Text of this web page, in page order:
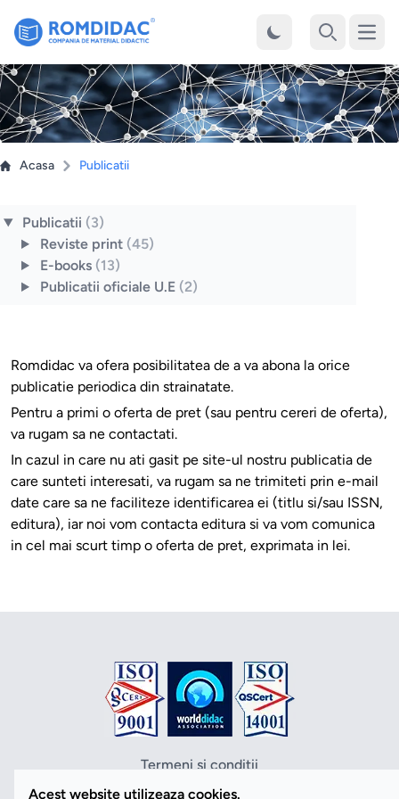
Acasa Publicatii
Publicatii (3)
Reviste print (45)
E-books (13)
Publicatii oficiale U.E (2)
Romdidac va ofera posibilitatea de a va abona la orice
publicatie periodica din strainatate.
Pentru a primi o oferta de pret (sau pentru cereri de oferta),
va rugam sa ne contactati.
In cazul in care nu ati gasit pe site-ul nostru publicatia de
care sunteti interesati, va rugam sa ne trimiteti prin e-mail
date care sa ne faciliteze identificarea ei (titlu si/sau ISSN,
editura), iar noi vom contacta editura si va vom comunica
in cel mai scurt timp o oferta de pret, exprimata in lei.
Termeni si conditii
Politica de confidentialitate
Acest website utilizeaza cookies.